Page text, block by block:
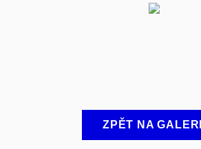
ZPĚT NA GALERII